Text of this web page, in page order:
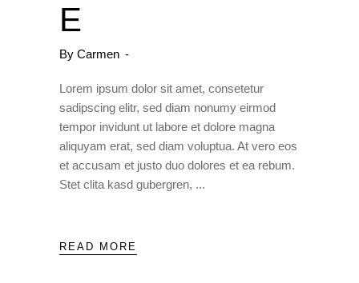
E
By Carmen
Lorem ipsum dolor sit amet, consetetur
sadipscing elitr, sed diam nonumy eirmod
tempor invidunt ut labore et dolore magna
aliquyam erat, sed diam voluptua. At vero eos
et accusam et justo duo dolores et ea rebum.
Stet clita kasd gubergren,
READ MORE